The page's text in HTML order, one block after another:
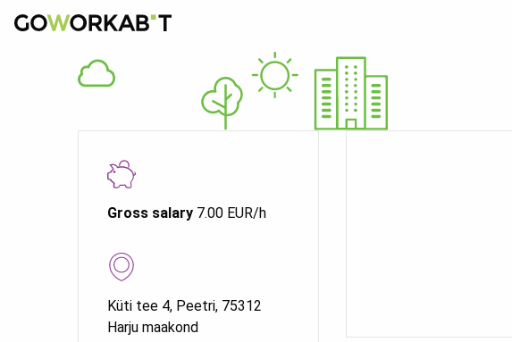
Gross salary 7.00 EUR/h
Küti tee 4, Peetri, 75312
Harju maakond